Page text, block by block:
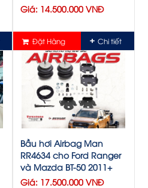
Giá: 14.500.000 VNĐ
Đặt Hàng Chi tiết
Bầu hơi Airbag Man
RR4634 cho Ford Ranger
và Mazda BT-50 2011+
Giá: 17.500.000 VNĐ